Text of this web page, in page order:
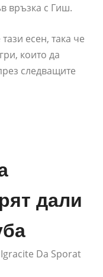
връзка с Гиш.
есен, така че
които да
следващите
дали
Da Sporat